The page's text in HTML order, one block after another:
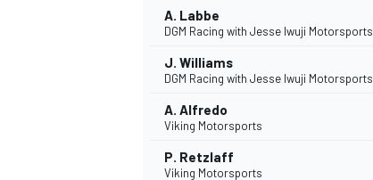
A. Labbe
DGM Racing with Jesse Iwuji Motorsports
J. Williams
DGM Racing with Jesse Iwuji Motorsports
A. Alfredo
Viking Motorsports
P. Retzlaff
Viking Motorsports